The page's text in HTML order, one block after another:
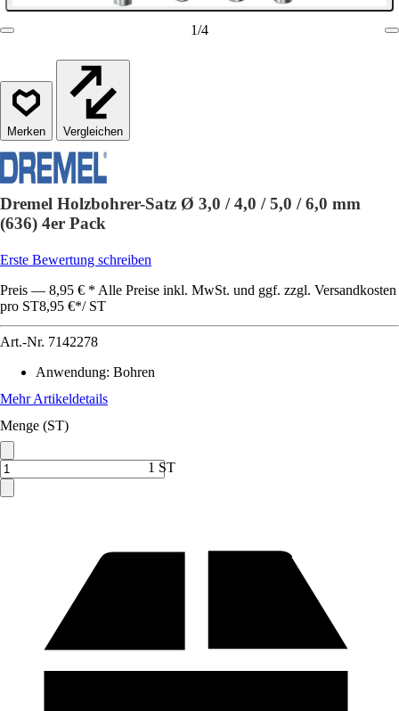
1/4
Vergleichen
Dremel Holzbohrer-Satz Ø 3,0 / 4,0 / 5,0 / 6,0 mm
(636) 4er Pack
Erste Bewertung schreiben
Preis — 8,95 € * Alle Preise inkl. MwSt. und ggf. zzgl. Versandkosten
pro ST8,95 €*/ ST
Art.-Nr. 7142278
Anwendung: Bohren
Mehr Artikeldetails
Menge (ST)
1 ST